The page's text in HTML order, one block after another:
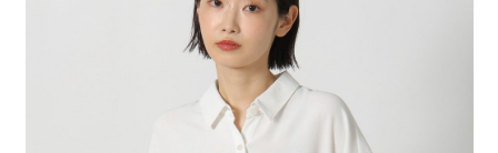
2.透過簡訊連結打開帳單後，可選擇「超商條碼／台灣大直營門市／銀行轉
帳／街口支付／iPASS MONEY」等通路繳費。
1.本服務係由「台灣大哥大股份有限公司」（以下簡稱本公司）所提供，讓
用戶於交易時，得透過本服務購買商品或服務，並由商店將買賣／分期付款
買賣價金債權讓與本公司後，依約使用本公司帳單繳交帳款。
１．於結帳方式選擇「AFTEE先享後付」後，將跳轉至「AFTEE先享後付」
結帳頁面，進行簡訊認證並確認金額後，即可完成結帳。
２．訂單成立數日內，您將收到繳費通知簡訊。
３．收到繳費通知簡訊後14天內，點擊此簡訊中的連結，可透過四大超商／
ATM／網路銀行／等多元方式進行付款，方視為交易完成。
※ 請注意：結帳手續完成當下不需立刻繳費，但若您需要取消訂單，請聯絡
購買商品的店家。未經商家同意取消之訂單仍視為有效，需透過AFTEE先享
每筆NT$80，滿NT$888(含以上)免運費
每筆NT$80，滿NT$1,500(含以上)免運費